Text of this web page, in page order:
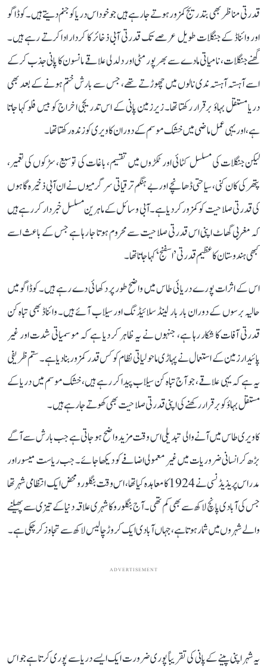
قدرتی مناظر بھی بتدریج کمزور ہوتے جا رہے ہیں جو خود اس دریا کو جنم دیتے ہیں۔ کوڈاگو
اور وائناڈ کے جنگلات طویل عرصے تک قدرتی آبی ذخائر کا کردار ادا کرتے رہے ہیں۔
گھنے جنگلات، نامیاتی مادے سے بھرپور مٹی اور دلدلی علاقے مانسون کا پانی جذب کر کے
اسے آہستہ آہستہ ندی نالوں میں چھوڑتے تھے، جس سے بارش ختم ہونے کے بعد بھی
دریا مستقل بہاؤ برقرار رکھتا تھا۔ زیرزمین پانی کے اس تدریجی اخراج کو بیس فلو کہا جاتا
ہے، اور یہی عمل ماضی میں خشک موسم کے دوران کاویری کو زندہ رکھتا تھا۔
لیکن جنگلات کی مسلسل کٹائی اور ٹکڑوں میں تقسیم، باغات کی توسیع، سڑکوں کی تعمیر،
پتھر کی کان کنی، سیاحتی ڈھانچے اور بے ہنگم ترقیاتی سرگرمیوں نے ان آبی ذخیرہ گاہوں
کی قدرتی صلاحیت کو کمزور کر دیا ہے۔ آبی وسائل کے ماہرین مسلسل خبردار کر رہے ہیں
کہ مغربی گھاٹ اپنی اس قدرتی صلاحیت سے محروم ہوتا جا رہا ہے جس کے باعث اسے
کبھی ہندوستان کا عظیم قدرتی ’اسفنج‘ کہا جاتا تھا۔
اس کے اثرات پورے دریائی طاس میں واضح طور پر دکھائی دے رہے ہیں۔ کوڈاگو میں
حالیہ برسوں کے دوران بار بار لینڈ سلائیڈنگ اور سیلاب آئے ہیں۔ وائناڈ بھی تباہ کن
قدرتی آفات کا شکار رہا ہے، جنہوں نے یہ ظاہر کر دیا ہے کہ موسمیاتی شدت اور غیر
پائیدار زمین کے استعمال نے پہاڑی ماحولیاتی نظام کو کس قدر کمزور بنا دیا ہے۔ ستم ظریفی
یہ ہے کہ یہی علاقے، جو آج تباہ کن سیلاب پیدا کر رہے ہیں، خشک موسم میں دریا کے
مستقل بہاؤ کو برقرار رکھنے کی اپنی قدرتی صلاحیت بھی کھوتے جا رہے ہیں۔
کاویری طاس میں آنے والی تبدیلی اس وقت مزید واضح ہو جاتی ہے جب بارش سے آگے
بڑھ کر انسانی ضروریات میں غیر معمولی اضافے کو دیکھا جائے۔ جب ریاست میسور اور
مدراس پریذیڈنسی نے 1924 کا معاہدہ کیا تھا، اس وقت بنگلورو محض ایک انتظامی شہر تھا
جس کی آبادی پانچ لاکھ سے بھی کم تھی۔ آج بنگلورو کا شہری علاقہ دنیا کے تیزی سے پھیلنے
والے شہروں میں شمار ہوتا ہے، جہاں آبادی ایک کروڑ چالیس لاکھ سے تجاوز کر چکی ہے۔
ADVERTISEMENT
یہ شہر اپنی پینے کے پانی کی تقریباً پوری ضرورت ایک ایسے دریا سے پوری کرتا ہے جو اس